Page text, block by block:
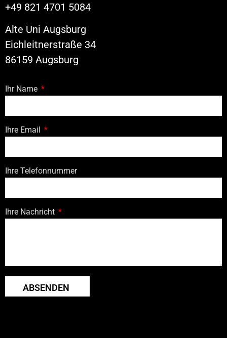
+49 821 4701 5084
Alte Uni Augsburg
Eichleitnerstraße 34
86159 Augsburg
Ihr Name
Ihre Email
Ihre Telefonnummer
Ihre Nachricht
ABSENDEN